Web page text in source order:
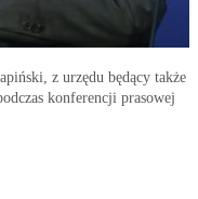
z urzędu będący także
konferencji prasowej